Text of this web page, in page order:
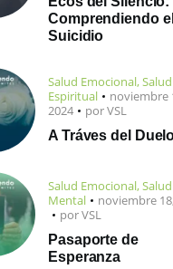
Comprendiendo el
Suicidio
Salud Emocional,Salud
Espiritual
noviembre
2024
porVSL
A Tráves del
Salud Emocional,Salud
Mental
noviembre
porVSL
Pasaporte de
Esperanza